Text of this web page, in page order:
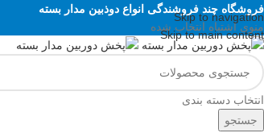
Skip to navigation
Skip to main content
فروشگاه چند فروشندگی انواع دوذبین مدار بسته
منوی اشتباه انتخاب شده
انتخاب دسته بندی
جستجو